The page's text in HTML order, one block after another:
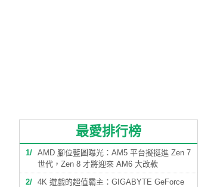
最愛排行榜
1
AMD 腳位藍圖曝光：AM5 平台擬挺進 Zen 7
世代，Zen 8 才將迎來 AM6 大改款
2
4K 遊戲的超值霸主：GIGABYTE GeForce